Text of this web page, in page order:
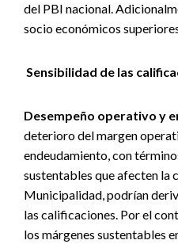
del PBI nacional.
socio económicos
Sensibilidad de las
Desempeño operativo y
deterioro del margen
endeudamiento, con
sustentables que afecten la
Municipalidad, podrían
las calificaciones. Por el
los márgenes sustentables